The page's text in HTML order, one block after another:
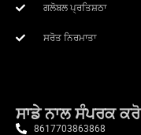
ਗਲੋਬਲ ਪ੍ਰਤਿਸ਼ਠਾ
ਸਰੋਤ ਨਿਰਮਾਤਾ
ਸਾਡੇ ਨਾਲ ਸੰਪਰਕ ਕਰੋ
8617703863868